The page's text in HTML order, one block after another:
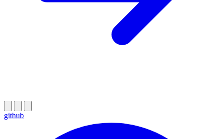
github